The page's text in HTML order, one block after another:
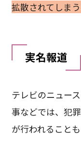
拡散されてしま
実名報道
テレビのニュー
事などでは、犯
が行われること